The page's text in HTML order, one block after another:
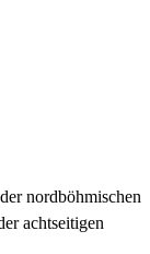
nordböhmischen
achtseitigen